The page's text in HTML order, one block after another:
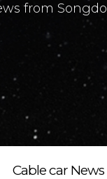
from
Cable car News